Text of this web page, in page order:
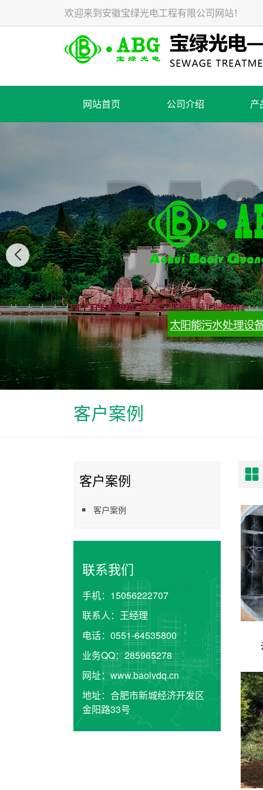
欢迎来到安徽宝绿光电工程有限公司网站！
网站首页 公司介绍 产
客户案例
客户案例
客户案例
联系我们
手机： 15056222707
联系人： 王经理
电话： 0551-64535800
业务QQ：285965278
网址：www.baolvdq.cn
地址： 合肥市新城经济开发区
金阳路33号